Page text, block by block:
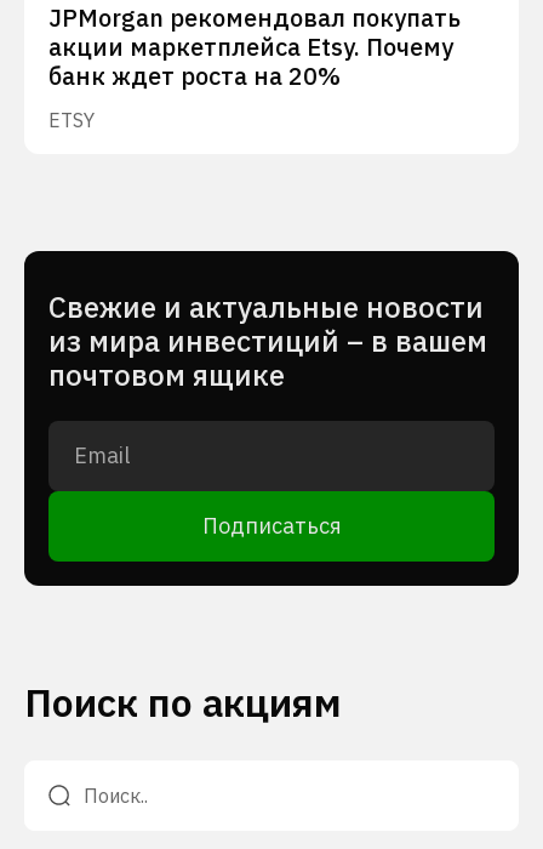
JPMorgan рекомендовал покупать
акции маркетплейса Etsy. Почему
банк ждет роста на 20%
ETSY
Cвежие и актуальные новости
из мира инвестиций – в вашем
почтовом ящике
Подписаться
Поиск по акциям